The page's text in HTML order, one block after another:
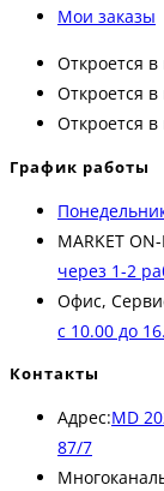
Мои заказы
Откроется в
Откроется в
Откроется в
График работы
MARKET
через 1-2
Офис,
с 10.00 до
Контакты
Адрес:MD
87/7